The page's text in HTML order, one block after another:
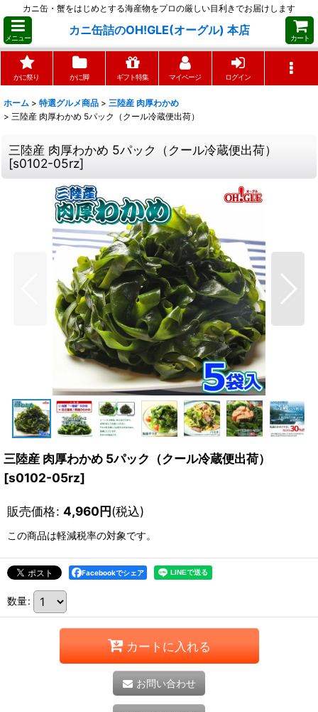
カニ缶・蟹をはじめとする海産物をプロの厳しい目利きでお届けします
メニュー
カニ缶詰のOH!GLE(オーグル) 本店
カート
かに祭り かに脚 ギフト特集 マイページ ログイン
ホーム > 特選グルメ商品 > 三陸産 肉厚わかめ
> 三陸産 肉厚わかめ 5パック（クール冷蔵便出荷）
三陸産 肉厚わかめ 5パック（クール冷蔵便出荷）
[s0102-05rz]
三陸産 肉厚わかめ 5パック（クール冷蔵便出荷）
[s0102-05rz]
販売価格: 4,960円(税込)
この商品は軽減税率の対象です。
Facebookでシェア
数量:
カートに入れる
お問い合わせ